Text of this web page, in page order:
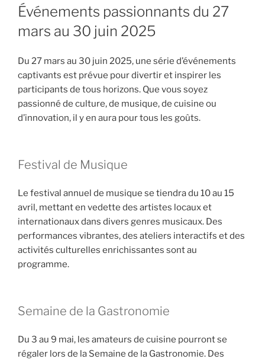
Événements passionnants du 27
mars au 30 juin 2025
Du 27 mars au 30 juin 2025, une série d’événements
captivants est prévue pour divertir et inspirer les
participants de tous horizons. Que vous soyez
passionné de culture, de musique, de cuisine ou
d’innovation, il y en aura pour tous les goûts.
Festival de Musique
Le festival annuel de musique se tiendra du 10 au 15
avril, mettant en vedette des artistes locaux et
internationaux dans divers genres musicaux. Des
performances vibrantes, des ateliers interactifs et des
activités culturelles enrichissantes sont au
programme.
Semaine de la Gastronomie
Du 3 au 9 mai, les amateurs de cuisine pourront se
régaler lors de la Semaine de la Gastronomie. Des